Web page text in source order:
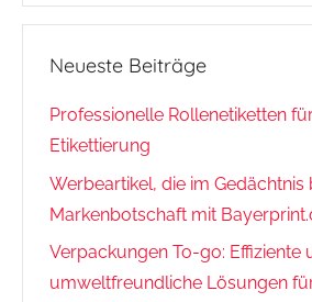
Neueste Beiträge
Professionelle Rollenetiketten
Etikettierung
Werbeartikel, die im Gedächtnis
Markenbotschaft mit
Verpackungen To-go: Effiziente
umweltfreundliche Lösungen